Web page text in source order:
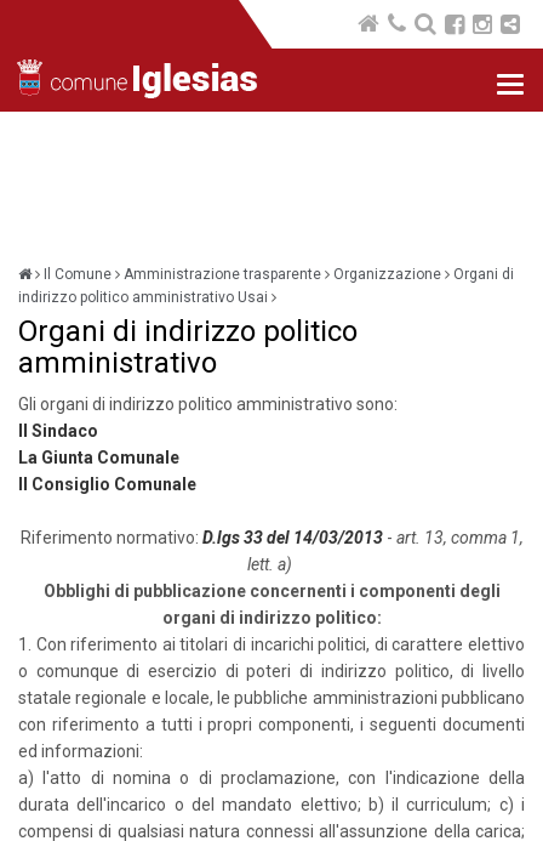
Il Comune Amministrazione trasparente Organizzazione
Organi di
indirizzo politico amministrativo Usai
Organi di indirizzo politico
amministrativo
Gli organi di indirizzo politico amministrativo sono:
Il Sindaco
La Giunta Comunale
Il Consiglio Comunale
Riferimento normativo: D.lgs 33 del 14/03/2013- art. 13, comma 1,
lett. a)
Obblighi di pubblicazione concernenti i componenti degli
organi di indirizzo politico:
1. Con riferimento ai titolari di incarichi politici, di carattere elettivo
o comunque di esercizio di poteri di indirizzo politico, di livello
statale regionale e locale, le pubbliche amministrazioni pubblicano
con riferimento a tutti i propri componenti, i seguenti documenti
ed informazioni:
a) l'atto di nomina o di proclamazione, con l'indicazione della
durata dell'incarico o del mandato elettivo; b) il curriculum; c) i
compensi di qualsiasi natura connessi all'assunzione della carica;